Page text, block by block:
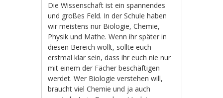
Die Wissenschaft ist ein spannendes
und großes Feld. In der Schule haben
wir meistens nur Biologie, Chemie,
Physik und Mathe. Wenn ihr später in
diesen Bereich wollt, sollte euch
erstmal klar sein, dass ihr euch nie nur
mit einem der Fächer beschäftigen
werdet. Wer Biologie verstehen will,
braucht viel Chemie und ja auch